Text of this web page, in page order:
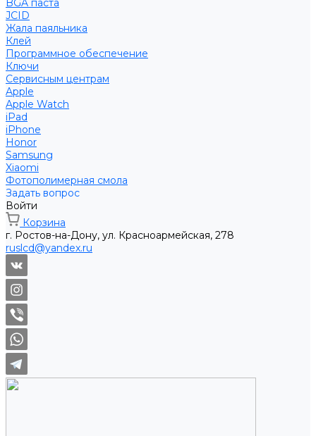
BGA паста
JCID
Жала паяльника
Клей
Программное обеспечение
Ключи
Сервисным центрам
Apple
Apple Watch
iPad
iPhone
Honor
Samsung
Xiaomi
Фотополимерная смола
Задать вопрос
Войти
Корзина
г. Ростов-на-Дону, ул. Красноармейская, 278
ruslcd@yandex.ru